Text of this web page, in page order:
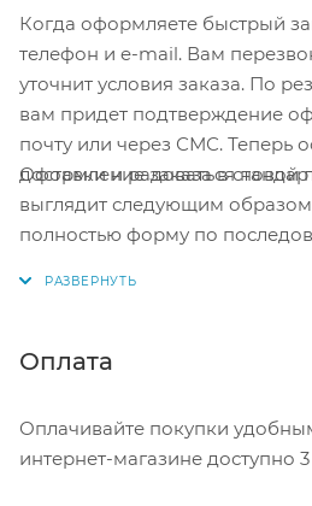
Когда оформляете быстрый
телефон и e-mail. Вам
уточнит условия заказа. По
вам придет подтверждение
почту или через СМС. Теперь
доставки и радоваться новой
Оформление заказа в
выглядит следующим
полностью форму по
Нажмите кнопку «Оформить
Оплата
Оплачивайте покупки
интернет-магазине доступно